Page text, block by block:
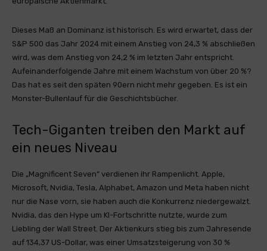
Dieses Maß an Dominanz ist historisch. Es wird erwartet, dass der
S&P 500 das Jahr 2024 mit einem Anstieg von 24,3 % abschließen
wird, was dem Anstieg von 24,2 % im letzten Jahr entspricht.
Aufeinanderfolgende Jahre mit einem Wachstum von über 20 %?
Das hat es seit den späten 90ern nicht mehr gegeben. Es ist ein
Monster-Bullenlauf für die Geschichtsbücher.
Tech-Giganten treiben den Markt auf
ein neues Niveau
Die „Magnificent Seven“ verdienen ihr Rampenlicht. Apple,
Microsoft, Nvidia, Tesla, Alphabet, Amazon und Meta haben nicht
nur die Nase vorn, sie haben auch die Konkurrenz niedergewalzt.
Nvidia, das den Hype um KI-Fortschritte nutzte, wurde zum
Liebling der Wall Street. Der Aktienkurs stieg bis zum Jahresende
auf 134,37 US-Dollar, was einer Umsatzsteigerung von 30 %